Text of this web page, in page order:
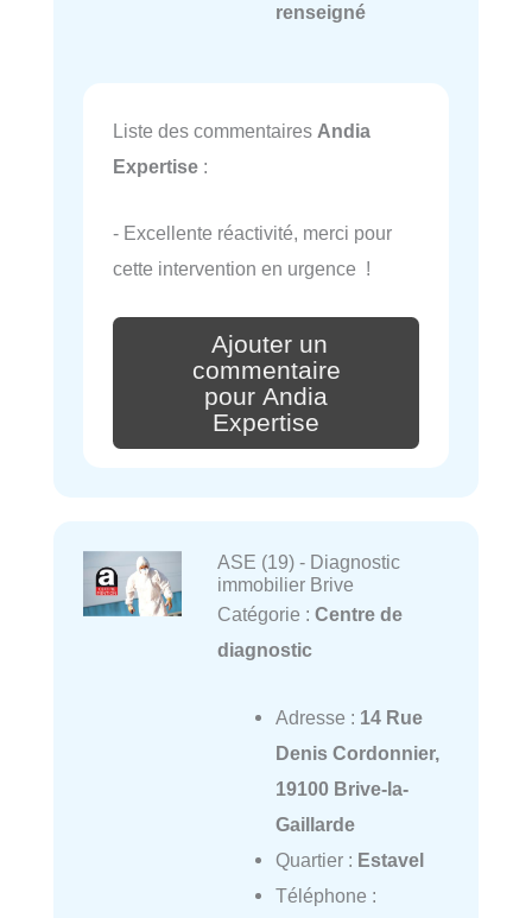
renseigné
Liste des commentaires Andia
Expertise :
- Excellente réactivité, merci pour
cette intervention en urgence !
Ajouter un
commentaire
pour Andia
Expertise
ASE (19) - Diagnostic
immobilier Brive
Catégorie : Centre de
diagnostic
Adresse : 14 Rue
Denis Cordonnier,
19100 Brive-la-
Gaillarde
Quartier : Estavel
Téléphone :